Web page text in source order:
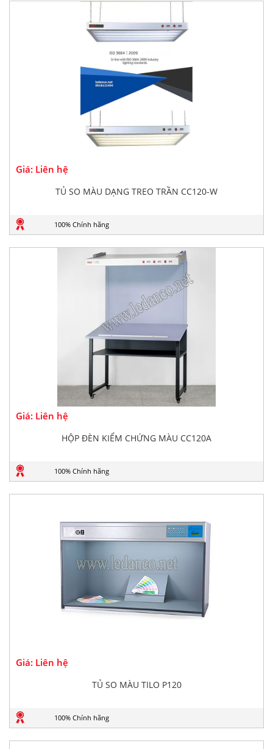
Giá: Liên hệ
TỦ SO MÀU DẠNG TREO TRẦN CC120-W
100% Chính hãng
Giá: Liên hệ
HỘP ĐÈN KIỂM CHỨNG MÀU CC120A
100% Chính hãng
Giá: Liên hệ
TỦ SO MÀU TILO P120
100% Chính hãng